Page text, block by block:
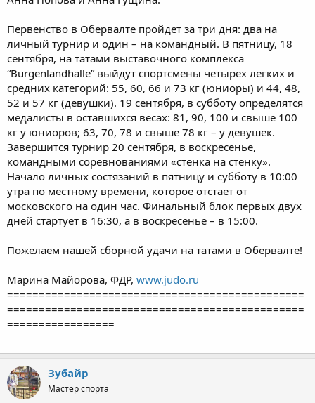
Первенство в Обервалте пройдет за три дня: два на
личный турнир и один – на командный. В пятницу, 18
сентября, на татами выставочного комплекса
“Burgenlandhalle” выйдут спортсмены четырех легких и
средних категорий: 55, 60, 66 и 73 кг (юниоры) и 44, 48,
52 и 57 кг (девушки). 19 сентября, в субботу определятся
медалисты в оставшихся весах: 81, 90, 100 и свыше 100
кг у юниоров; 63, 70, 78 и свыше 78 кг – у девушек.
Завершится турнир 20 сентября, в воскресенье,
командными соревнованиями «стенка на стенку».
Начало личных состязаний в пятницу и субботу в 10:00
утра по местному времени, которое отстает от
московского на один час. Финальный блок первых двух
дней стартует в 16:30, а в воскресенье – в 15:00.
Пожелаем нашей сборной удачи на татами в Обервалте!
Марина Майорова, ФДР, www.judo.ru
===============================================
===============================================
=================
Зубайр
Мастер спорта